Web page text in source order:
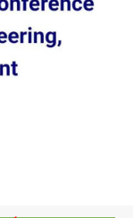
มวยไทยสายรุ้ง)
ดเห็นต่อการแก้ไขปัญหา